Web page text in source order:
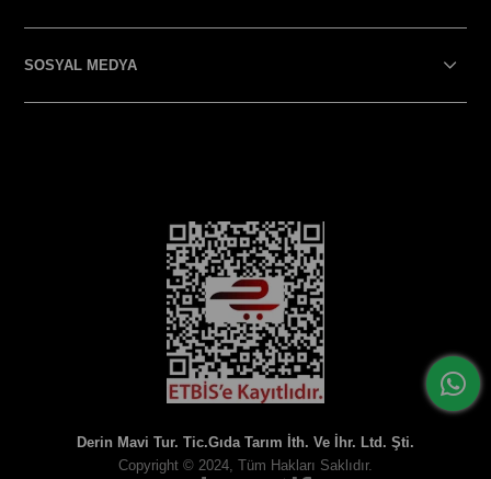
SOSYAL MEDYA
Derin Mavi Tur. Tic.Gıda Tarım İth. Ve İhr. Ltd. Şti.
Copyright © 2024, Tüm Hakları Saklıdır.